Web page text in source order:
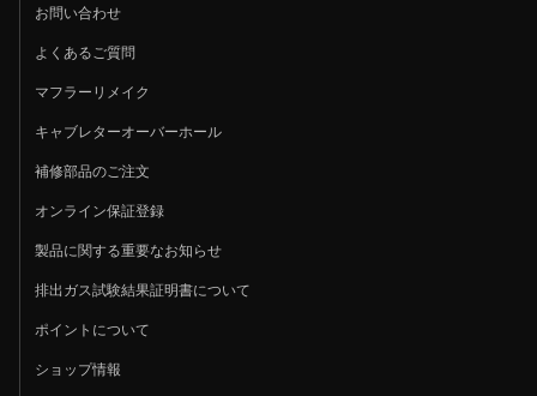
お問い合わせ
よくあるご質問
マフラーリメイク
キャブレターオーバーホール
補修部品のご注文
オンライン保証登録
製品に関する重要なお知らせ
排出ガス試験結果証明書について
ポイントについて
ショップ情報